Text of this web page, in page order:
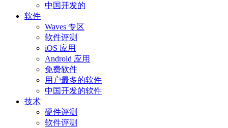
中国开发的
软件
Waves 专区
软件评测
iOS 应用
Android 应用
免费软件
用户最多的软件
中国开发的软件
技术
硬件评测
软件评测